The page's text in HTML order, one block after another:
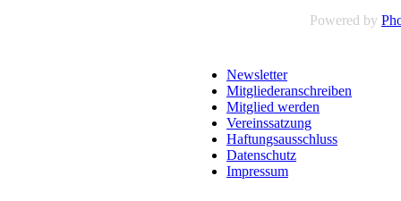
Powered by
Newsletter
Mitgliederanschreiben
Mitglied werden
Vereinssatzung
Haftungsausschluss
Datenschutz
Impressum